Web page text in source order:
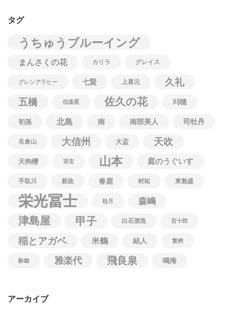
タグ
うちゅうブルーイング
まんさくの花 カリラ グレイス
グレンアラヒー 七賢 上喜元
久礼
五橋
伯楽星 佐久の花 刈穂
初孫 北島 南 南部美人 司牡丹
名倉山 大信州 大盃 天吹
天狗櫻 宗玄 山本 庭のうぐいす
手取川 新政 春鹿 村祐 東魁盛
栄光冨士 桂月 森嶋
津島屋 甲子 白石酒造 百十郎
稲とアガベ 米鶴 結人 繁桝
酔鯨 雅楽代 飛良泉 鳴海
アーカイブ